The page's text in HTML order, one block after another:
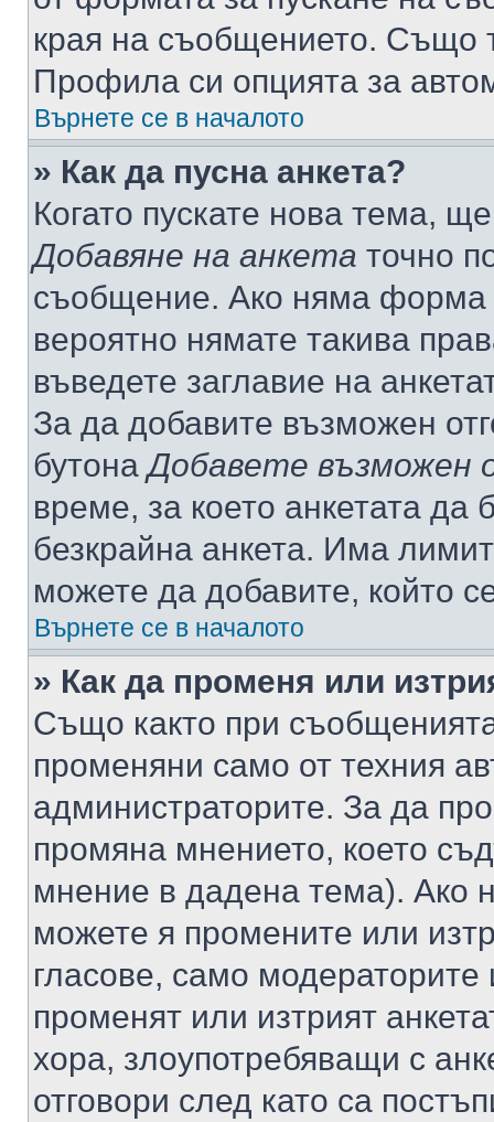
края на съобщението. Също
Профила си опцията за
Върнете се в началото
» Как да пусна анкета?
Когато пускате нова тема,
Добавяне на анкета точно
съобщение. Ако няма форма
вероятно нямате такива
въведете заглавие на
За да добавите възможен
бутонаДобавете възможен
време, за което анкетата да
безкрайна анкета. Има
можете да добавите, който
Върнете се в началото
» Как да променя или
Също както при
променяни само от техния
администраторите. За да
промяна мнението, което
мнение в дадена тема). Ако
можете я промените или
гласове, само
променят или изтрият
хора, злоупотребяващи с
отговори след като са